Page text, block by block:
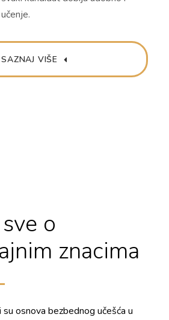
SAZNAJ VIŠE
o
znacima
su osnova bezbednog učešća u